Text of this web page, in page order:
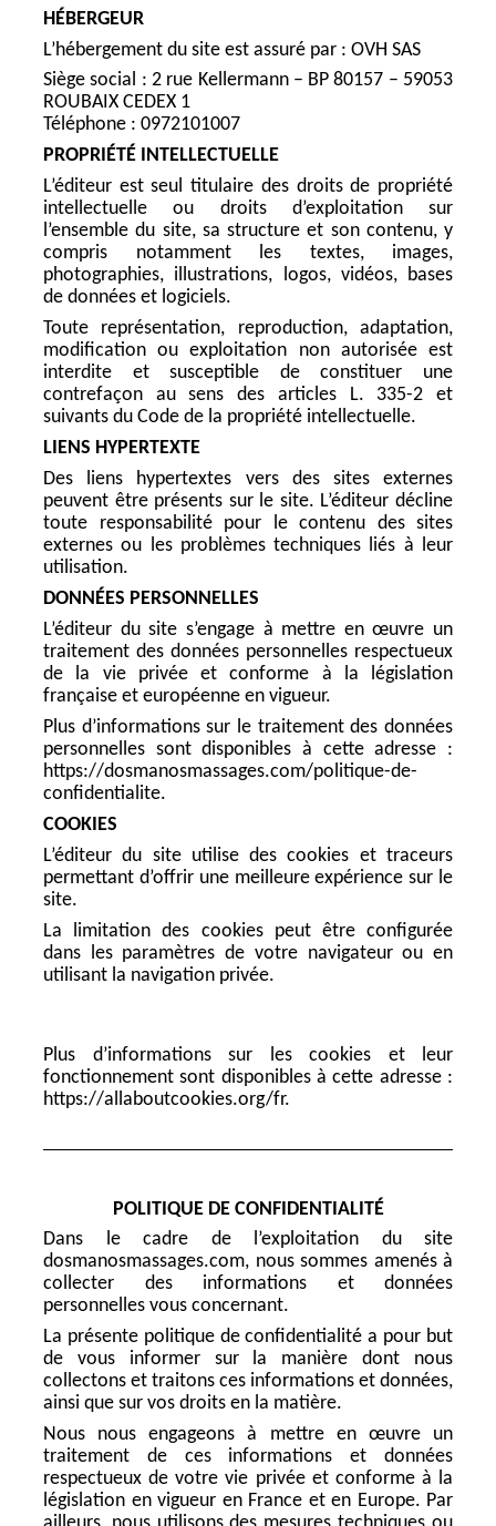
HÉBERGEUR
L’hébergement du site est assuré par : OVH SAS
Siège social : 2 rue Kellermann – BP 80157 – 59053
ROUBAIX CEDEX 1
Téléphone : 0972101007
PROPRIÉTÉ INTELLECTUELLE
L’éditeur est seul titulaire des droits de propriété
intellectuelle ou droits d’exploitation sur
l’ensemble du site, sa structure et son contenu, y
compris notamment les textes, images,
photographies, illustrations, logos, vidéos, bases
de données et logiciels.
Toute représentation, reproduction, adaptation,
modification ou exploitation non autorisée est
interdite et susceptible de constituer une
contrefaçon au sens des articles L. 335-2 et
suivants du Code de la propriété intellectuelle.
LIENS HYPERTEXTE
Des liens hypertextes vers des sites externes
peuvent être présents sur le site. L’éditeur décline
toute responsabilité pour le contenu des sites
externes ou les problèmes techniques liés à leur
utilisation.
DONNÉES PERSONNELLES
L’éditeur du site s’engage à mettre en œuvre un
traitement des données personnelles respectueux
de la vie privée et conforme à la législation
française et européenne en vigueur.
Plus d’informations sur le traitement des données
personnelles sont disponibles à cette adresse :
https://dosmanosmassages.com/politique-de-
confidentialite.
COOKIES
L’éditeur du site utilise des cookies et traceurs
permettant d’offrir une meilleure expérience sur le
site.
La limitation des cookies peut être configurée
dans les paramètres de votre navigateur ou en
utilisant la navigation privée.
Plus d’informations sur les cookies et leur
fonctionnement sont disponibles à cette adresse :
https://allaboutcookies.org/fr.
POLITIQUE DE CONFIDENTIALITÉ
Dans le cadre de l’exploitation du site
dosmanosmassages.com, nous sommes amenés à
collecter des informations et données
personnelles vous concernant.
La présente politique de confidentialité a pour but
de vous informer sur la manière dont nous
collectons et traitons ces informations et données,
ainsi que sur vos droits en la matière.
Nous nous engageons à mettre en œuvre un
traitement de ces informations et données
respectueux de votre vie privée et conforme à la
législation en vigueur en France et en Europe. Par